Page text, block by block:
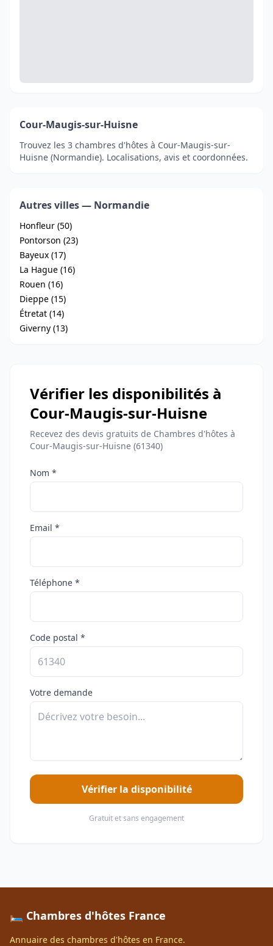
Cour-Maugis-sur-Huisne
Trouvez les 3 chambres d'hôtes à Cour-Maugis-sur-
Huisne (Normandie). Localisations, avis et coordonnées.
Autres villes — Normandie
Honfleur (50)
Pontorson (23)
Bayeux (17)
La Hague (16)
Rouen (16)
Dieppe (15)
Étretat (14)
Giverny (13)
Vérifier les disponibilités à
Cour-Maugis-sur-Huisne
Recevez des devis gratuits de Chambres d'hôtes à
Cour-Maugis-sur-Huisne (61340)
Nom *
Email *
Téléphone *
Code postal *
Votre demande
Vérifier la disponibilité
Gratuit et sans engagement
🛏️ Chambres d'hôtes France
Annuaire des chambres d'hôtes en France.